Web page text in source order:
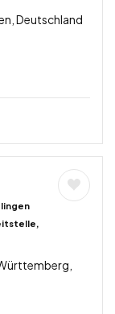
Deutschland